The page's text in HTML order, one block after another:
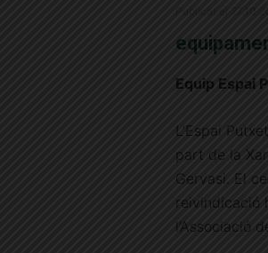
Equip Espai
L’Espai
part de la
Gervasi. El
reivindicació
l’Associació